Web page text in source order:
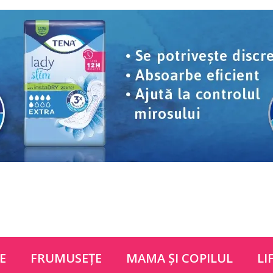
FRUMUSEŢE MAMA ŞI COPILUL